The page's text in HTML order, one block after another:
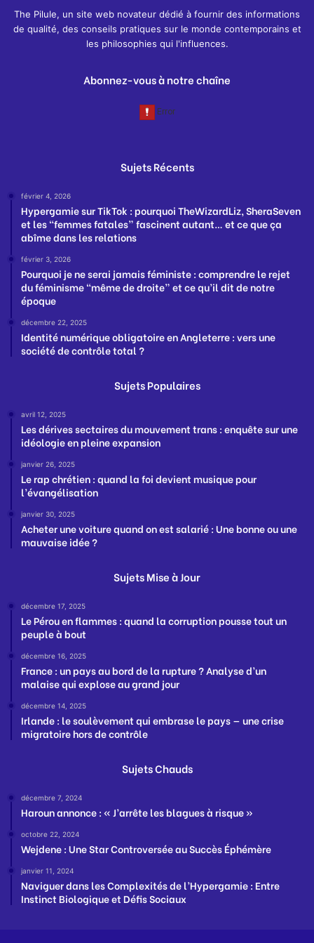
The Pilule, un site web novateur dédié à fournir des informations
de qualité, des conseils pratiques sur le monde contemporains et
les philosophies qui l'influences.
Abonnez-vous à notre chaîne
Sujets Récents
février 4, 2026
Hypergamie sur TikTok : pourquoi TheWizardLiz, SheraSeven
et les “femmes fatales” fascinent autant… et ce que ça
abîme dans les relations
février 3, 2026
Pourquoi je ne serai jamais féministe : comprendre le rejet
du féminisme “même de droite” et ce qu’il dit de notre
époque
décembre 22, 2025
Identité numérique obligatoire en Angleterre : vers une
société de contrôle total ?
Sujets Populaires
avril 12, 2025
Les dérives sectaires du mouvement trans : enquête sur une
idéologie en pleine expansion
janvier 26, 2025
Le rap chrétien : quand la foi devient musique pour
l’évangélisation
janvier 30, 2025
Acheter une voiture quand on est salarié : Une bonne ou une
mauvaise idée ?
Sujets Mise à Jour
décembre 17, 2025
Le Pérou en flammes : quand la corruption pousse tout un
peuple à bout
décembre 16, 2025
France : un pays au bord de la rupture ? Analyse d’un
malaise qui explose au grand jour
décembre 14, 2025
Irlande : le soulèvement qui embrase le pays — une crise
migratoire hors de contrôle
Sujets Chauds
décembre 7, 2024
Haroun annonce : « J’arrête les blagues à risque »
octobre 22, 2024
Wejdene : Une Star Controversée au Succès Éphémère
janvier 11, 2024
Naviguer dans les Complexités de l’Hypergamie : Entre
Instinct Biologique et Défis Sociaux